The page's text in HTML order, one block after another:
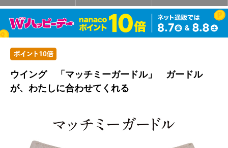
ウイング 「マッチミーガードル」 ガードル
が、わたしに合わせてくれる